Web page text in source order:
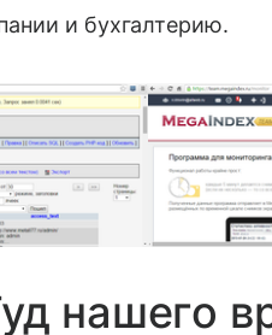
и бухгалтерию.
нашего